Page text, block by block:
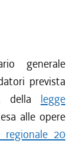
generale
prevista
della legge
alle opere
20